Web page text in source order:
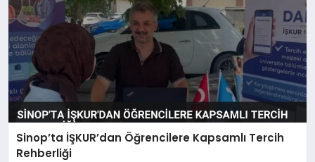
Sinop’ta İŞKUR’dan Öğrencilere Kapsamlı Tercih
Rehberliği